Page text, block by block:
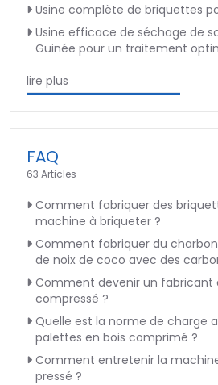
Usine complète de briquettes
Usine efficace de séchage de
Guinée pour un traitement
lire plus
FAQ
63 Articles
Comment fabriquer des
machine à briqueter ?
Comment fabriquer du
de noix de coco avec des
Comment devenir un fabricant
compressé ?
Quelle est la norme de charge
palettes en bois comprimé ?
Comment entretenir la
pressé ?